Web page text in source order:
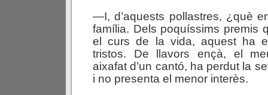
—I, d’aquests pollastres, ¿què
família. Dels poquíssims premis
el curs de la vida, aquest ha
tristos. De llavors ençà, el
aixafat d’un cantó, ha perdut la
i no presenta el menor interès.